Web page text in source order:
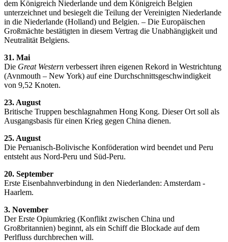
dem Königreich Niederlande und dem Königreich Belgien
unterzeichnet und besiegelt die Teilung der Vereinigten Niederlande
in die Niederlande (Holland) und Belgien. – Die Europäischen
Großmächte bestätigten in diesem Vertrag die Unabhängigkeit und
Neutralität Belgiens.
31. Mai
Die Great Western verbessert ihren eigenen Rekord in Westrichtung
(Avnmouth – New York) auf eine Durchschnittsgeschwindigkeit
von 9,52 Knoten.
23. August
Britische Truppen beschlagnahmen Hong Kong. Dieser Ort soll als
Ausgangsbasis für einen Krieg gegen China dienen.
25. August
Die Peruanisch-Bolivische Konföderation wird beendet und Peru
entsteht aus Nord-Peru und Süd-Peru.
20. September
Erste Eisenbahnverbindung in den Niederlanden: Amsterdam -
Haarlem.
3. November
Der Erste Opiumkrieg (Konflikt zwischen China und
Großbritannien) beginnt, als ein Schiff die Blockade auf dem
Perlfluss durchbrechen will.